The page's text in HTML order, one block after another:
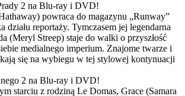
2 na Blu-ray i DVD!
powraca do magazynu „Runway”
działu reportaży. Tymczasem jej legendarna
(Meryl Streep) staje do walki o przyszłość
medialnego imperium. Znajome twarze i
się na wybiegu w tej stylowej kontynuacji
2 na Blu-ray i DVD!
starciu z rodziną Le Domas, Grace (Samara